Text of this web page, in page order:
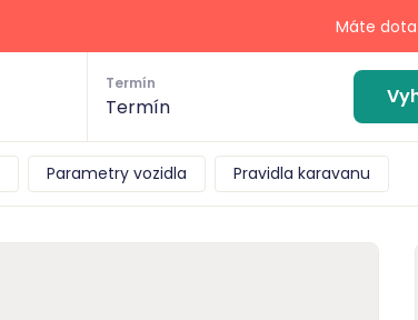
Máte
Termín
Termín
Parametry vozidla Pravidla karavanu